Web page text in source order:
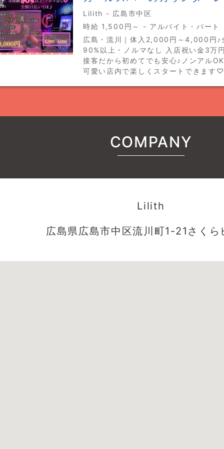
Lilith - 広島市中区
時給 1,500円～ - アルバイト・パート
広島・流川｜体入2,000円～4,000円♪
90%以上・ノルマなし 入店祝い金3万
接客だから初めてでも安心♪ノンアル
可愛い店内で楽しくスタートできます♡
COMPANY
Lilith
広島県広島市中区流川町1-21さくら